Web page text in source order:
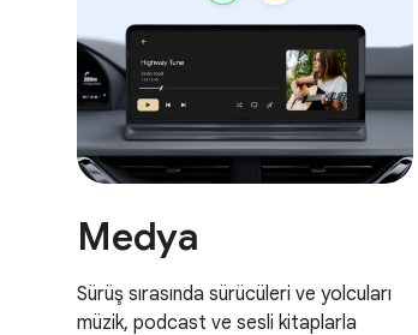
Medya
Sürüş sırasında sürücüleri ve yolcuları
müzik, podcast ve sesli kitaplarla